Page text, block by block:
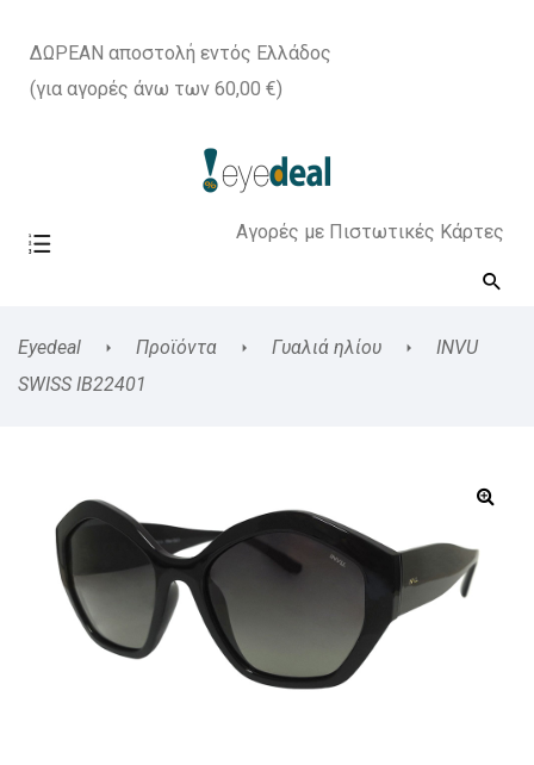
ΔΩΡΕΑΝ αποστολή εντός Ελλάδος
(για αγορές άνω των 60,00 €)
Αγορές με Πιστωτικές Κάρτες
Eyedeal Προϊόντα Γυαλιά ηλίου
INVU
SWISS IB22401